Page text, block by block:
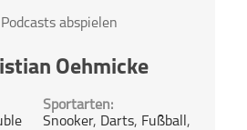
Podcasts abspielen
Oehmicke
Sportarten:
Snooker, Darts, Fußball ,